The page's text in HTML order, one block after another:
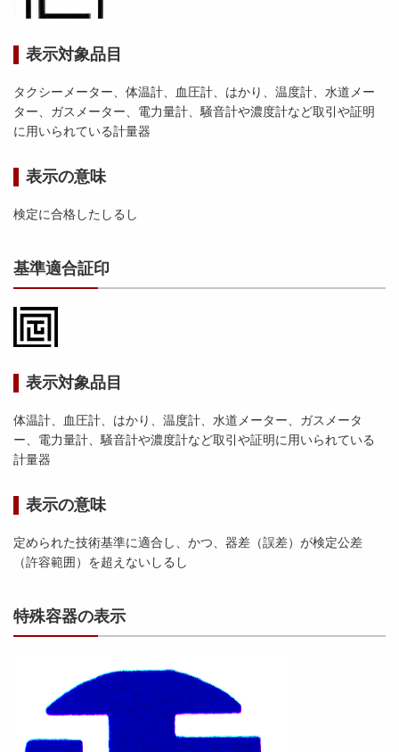
表示対象品目
タクシーメーター、体温計、血圧計、はかり、温度計、水道メー
ター、ガスメーター、電力量計、騒音計や濃度計など取引や証明
に用いられている計量器
表示の意味
検定に合格したしるし
基準適合証印
表示対象品目
体温計、血圧計、はかり、温度計、水道メーター、ガスメータ
ー、電力量計、騒音計や濃度計など取引や証明に用いられている
計量器
表示の意味
定められた技術基準に適合し、かつ、器差（誤差）が検定公差
（許容範囲）を超えないしるし
特殊容器の表示